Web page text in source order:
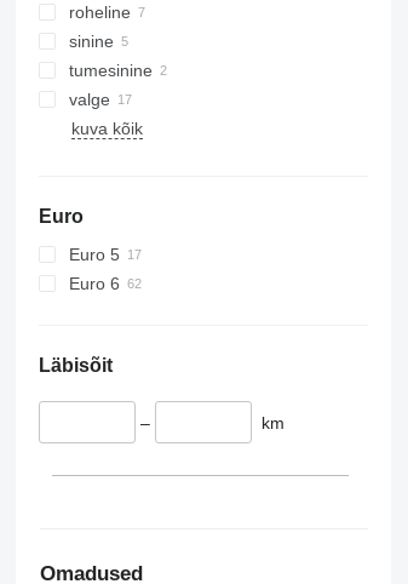
roheline
sinine
tumesinine
valge
kuva kõik
Euro
Euro 5
Euro 6
Läbisõit
– km
Omadused